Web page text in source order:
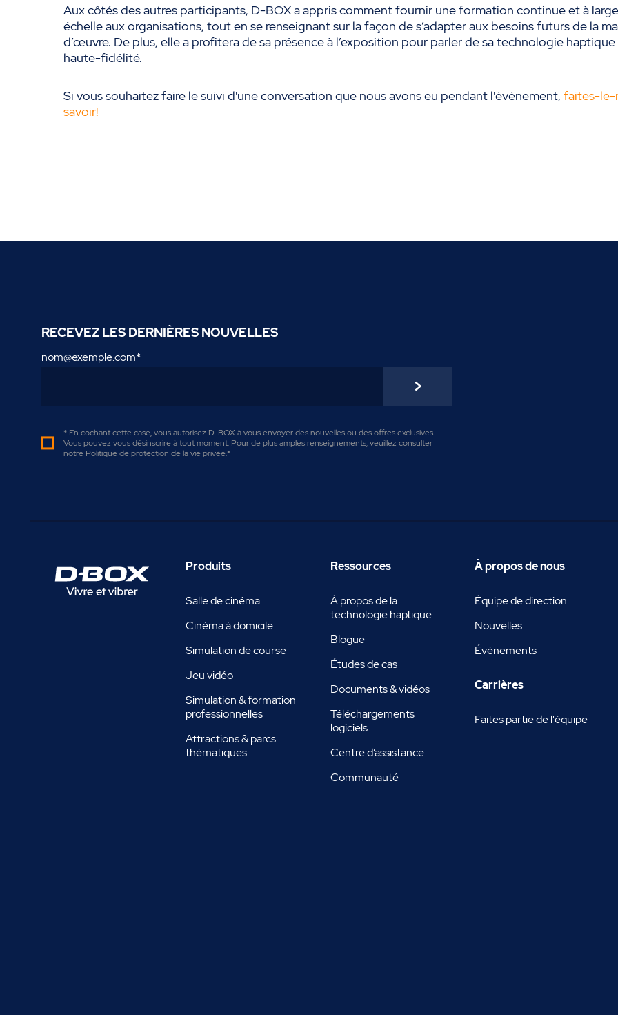
Aux côtés des autres participants, D-BOX a appris comment fournir une formation continue et à large
échelle aux organisations, tout en se renseignant sur la façon de s’adapter aux besoins futurs de la
d’œuvre. De plus, elle a profitera de sa présence à l’exposition pour parler de sa technologie haptique
haute-fidélité.
Si vous souhaitez faire le suivi d'une conversation que nous avons eu pendant l'événement, faites-le-
savoir!
RECEVEZ LES DERNIÈRES NOUVELLES
nom@exemple.com*
* En cochant cette case, vous autorisez D-BOX à vous envoyer des nouvelles ou des offres exclusives.
Vous pouvez vous désinscrire à tout moment. Pour de plus amples renseignements, veuillez consulter
notre Politique deprotection de la vie privée.*
Produits
Salle de cinéma
Cinéma à domicile
Simulation de course
Jeu vidéo
Simulation & formation
professionnelles
Attractions & parcs
thématiques
Ressources
À propos de la
technologie haptique
Blogue
Études de cas
Documents & vidéos
Téléchargements
logiciels
Centre d’assistance
Communauté
À propos de nous
Équipe de direction
Nouvelles
Événements
Carrières
Faites partie de l'équipe